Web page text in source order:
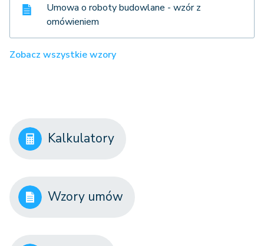
Umowa o roboty budowlane - wzór z
omówieniem
Zobacz wszystkie wzory
Kalkulatory
Wzory umów